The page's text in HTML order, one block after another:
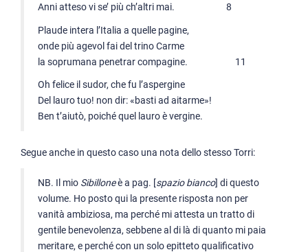
Anni atteso vi se’ più ch’altri mai. 8
Plaude intera l’Italia a quelle pagine,
onde più agevol fai del trino Carme
la soprumana penetrar compagine. 11
Oh felice il sudor, che fu l’aspergine
Del lauro tuo! non dir: «basti ad aitarme»!
Ben t’aiutò, poiché quel lauro è vergine.
Segue anche in questo caso una nota dello stesso Torri:
NB. Il mio Sibilloneè a pag. [spazio bianco] di questo
volume. Ho posto qui la presente risposta non per
vanità ambiziosa, ma perché mi attesta un tratto di
gentile benevolenza, sebbene al di là di quanto mi paia
meritare, e perché con un solo epitteto qualificativo